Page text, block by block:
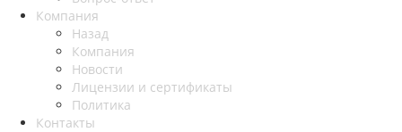
Компания
Назад
Компания
Новости
Лицензии и сертификаты
Политика
Контакты